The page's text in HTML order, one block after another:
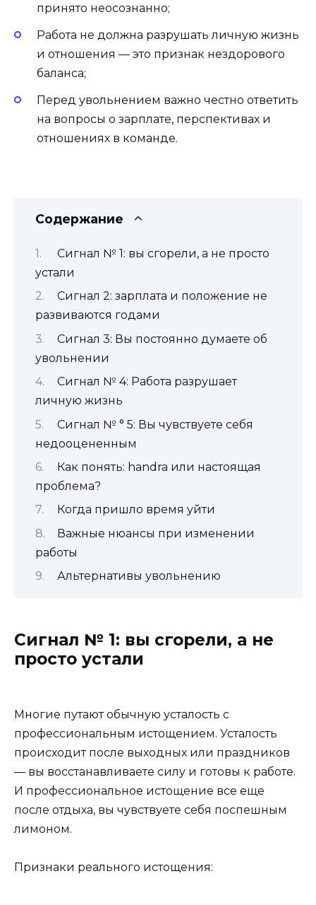
принято неосознанно;
Работа не должна разрушать личную жизнь
и отношения — это признак нездорового
баланса;
Перед увольнением важно честно ответить
на вопросы о зарплате, перспективах и
отношениях в команде.
Содержание
Сигнал № 1: вы сгорели, а не просто
устали
Сигнал 2: зарплата и положение не
развиваются годами
Сигнал 3: Вы постоянно думаете об
увольнении
Сигнал № 4: Работа разрушает
личную жизнь
Сигнал № ° 5: Вы чувствуете себя
недооцененным
Как понять: handra или настоящая
проблема?
Когда пришло время уйти
Важные нюансы при изменении
работы
Альтернативы увольнению
Сигнал № 1: вы сгорели, а не
просто устали
Многие путают обычную усталость с
профессиональным истощением. Усталость
происходит после выходных или праздников
— вы восстанавливаете силу и готовы к работе.
И профессиональное истощение все еще
после отдыха, вы чувствуете себя поспешным
лимоном.
Признаки реального истощения: